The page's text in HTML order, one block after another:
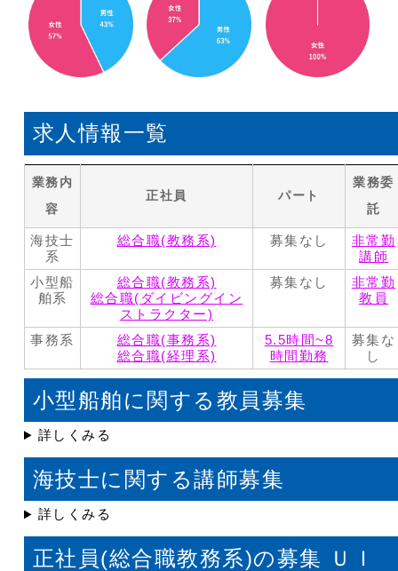
求人情報一覧
業務内
容
正社員 パート
業務委
託
海技士
系
総合職(教務系) 募集なし
非常勤
講師
小型船
舶系
総合職(教務系)
総合職(ダイビングイン
ストラクター)
募集なし
非常勤
教員
事務系
総合職(事務系)
総合職(経理系)
5.5時間~8
時間勤務
募集な
し
小型船舶に関する教員募集
詳しくみる
海技士に関する講師募集
詳しくみる
正社員(総合職教務系)の募集 ＵＩ